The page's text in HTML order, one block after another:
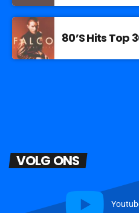
80’S Hits Top
VOLG ONS